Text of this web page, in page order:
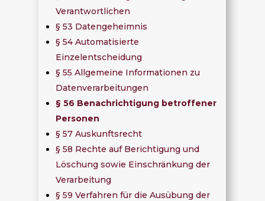
Verantwortlichen
§ 53 Datengeheimnis
§ 54 Automatisierte
Einzelentscheidung
§ 55 Allgemeine Informationen zu
Datenverarbeitungen
§ 56 Benachrichtigung betroffener
Personen
§ 57 Auskunftsrecht
§ 58 Rechte auf Berichtigung und
Löschung sowie Einschränkung der
Verarbeitung
§ 59 Verfahren für die Ausübung der